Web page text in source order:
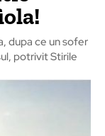
dupa ce un sofer
potrivit Stirile